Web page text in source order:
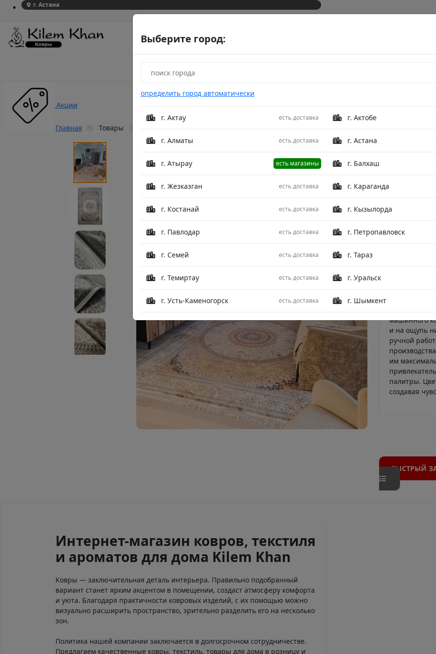
Выберите город:
определить город автоматически
г. Актау есть доставка г. Актобе
г. Алматы есть доставка г. Астана
г. Атырау есть магазины г. Балхаш
г. Жезказган есть доставка г. Караганда
г. Костанай есть доставка г. Кызылорда
г. Павлодар есть доставка г. Петропавловск
г. Семей есть доставка г. Тараз
г. Темиртау есть доставка г. Уральск
г. Усть-Каменогорск есть доставка г. Шымкент
г. Астана
Акции
Главная Товары
Ковер
Описание
Коллекция:
Страна
Восточная
30%
– материал
древесной
повысить
его
000 000
машинного
и на ощупь
ручной
им
палитры.
создавая
БЫСТРЫЙ
Интернет-магазин ковров, текстиля
и ароматов для дома Kilem Khan
Ковры — заключительная деталь интерьера. Правильно подобранный
вариант станет ярким акцентом в помещении, создаст атмосферу комфорта
и уюта. Благодаря практичности ковровых изделий, с их помощью можно
визуально расширить пространство, зрительно разделить его на несколько
зон.
Политика нашей компании заключается в долгосрочном сотрудничестве.
Предлагаем качественные ковры, текстиль, товары для дома в розницу и